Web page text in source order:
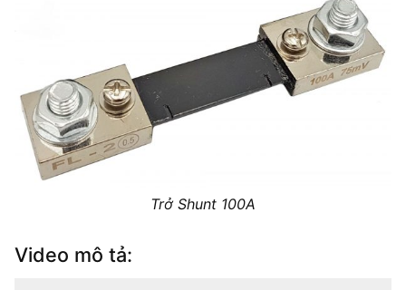
Trở Shunt 100A
Video mô tả: